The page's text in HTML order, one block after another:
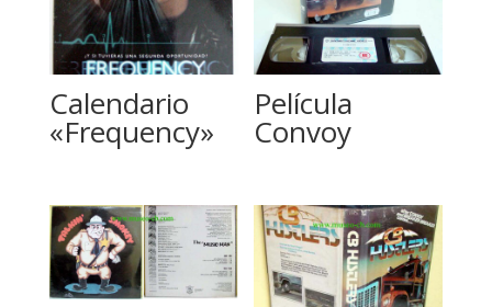
Calendario
«Frequency»
Película
Convoy